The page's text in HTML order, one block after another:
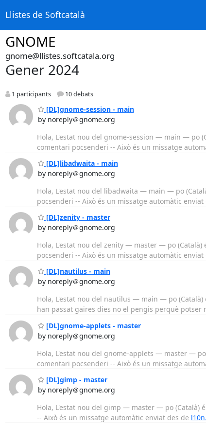
Llistes de Softcatalà
GNOME
gnome@llistes.softcatala.org
Gener 2024
1 participants 10 debats
[DL]gnome-session - main
by noreply＠gnome.org
Hola, L'estat nou del gnome-session — main — po
comentari pocsenderi -- Això és un missatge
[DL]libadwaita - main
by noreply＠gnome.org
Hola, L'estat nou del libadwaita — main — po
pocsenderi -- Això és un missatge automàtic enviat
[DL]zenity - master
by noreply＠gnome.org
Hola, L'estat nou del zenity — master — po (Català)
pocsenderi -- Això és un missatge automàtic enviat
[DL]nautilus - main
by noreply＠gnome.org
Hola, L'estat nou del nautilus — main — po (Català)
han passat gaires dies no el pengis perquè potser
[DL]gnome-applets - master
by noreply＠gnome.org
Hola, L'estat nou del gnome-applets — master — po
comentari pocsenderi -- Això és un missatge
[DL]gimp - master
by noreply＠gnome.org
Hola, L'estat nou del gimp — master — po (Català)
-- Això és un missatge automàtic enviat des de